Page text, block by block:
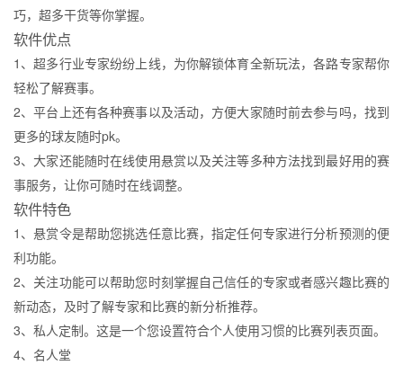
巧，超多干货等你掌握。
软件优点
1、超多行业专家纷纷上线，为你解锁体育全新玩法，各路专家帮你
轻松了解赛事。
2、平台上还有各种赛事以及活动，方便大家随时前去参与吗，找到
更多的球友随时pk。
3、大家还能随时在线使用悬赏以及关注等多种方法找到最好用的赛
事服务，让你可随时在线调整。
软件特色
1、悬赏令是帮助您挑选任意比赛，指定任何专家进行分析预测的便
利功能。
2、关注功能可以帮助您时刻掌握自己信任的专家或者感兴趣比赛的
新动态，及时了解专家和比赛的新分析推荐。
3、私人定制。这是一个您设置符合个人使用习惯的比赛列表页面。
4、名人堂